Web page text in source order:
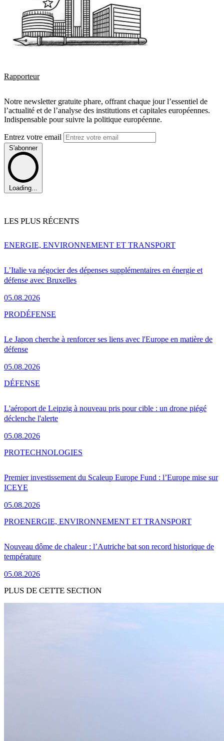
Rapporteur
Notre newsletter gratuite phare, offrant chaque jour l’essentiel de
l’actualité et de l’analyse des institutions et capitales européennes.
Indispensable pour suivre la politique européenne.
Entrez votre email
S'abonner
Loading...
LES PLUS RÉCENTS
L’Italie va négocier des dépenses supplémentaires en énergie et
défense avec Bruxelles
05.08.2026
ENERGIE, ENVIRONNEMENT ET TRANSPORT
Le Japon cherche à renforcer ses liens avec l'Europe en matière de
défense
05.08.2026
PRODÉFENSE
L'aéroport de Leipzig à nouveau pris pour cible : un drone piégé
déclenche l'alerte
05.08.2026
DÉFENSE
Premier investissement du Scaleup Europe Fund : l’Europe mise sur
ICEYE
05.08.2026
PROTECHNOLOGIES
Nouveau dôme de chaleur : l’Autriche bat son record historique de
température
05.08.2026
PROENERGIE, ENVIRONNEMENT ET TRANSPORT
PLUS DE CETTE SECTION